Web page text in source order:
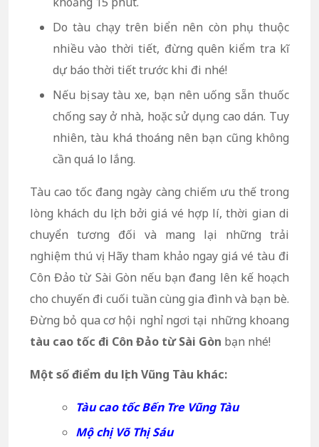
Do tàu chạy trên biển nên còn phụ thuộc
nhiều vào thời tiết, đừng quên kiểm tra kĩ
dự báo thời tiết trước khi đi nhé!
Nếu bị say tàu xe, bạn nên uống sẵn thuốc
chống say ở nhà, hoặc sử dụng cao dán. Tuy
nhiên, tàu khá thoáng nên bạn cũng không
cần quá lo lắng.
Tàu cao tốc đang ngày càng chiếm ưu thế trong
lòng khách du lịch bởi giá vé hợp lí, thời gian di
chuyển tương đối và mang lại những trải
nghiệm thú vị. Hãy tham khảo ngay giá vé tàu đi
Côn Đảo từ Sài Gòn nếu bạn đang lên kế hoạch
cho chuyến đi cuối tuần cùng gia đình và bạn bè.
Đừng bỏ qua cơ hội nghỉ ngơi tại những khoang
tàu cao tốc đi Côn Đảo từ Sài Gòn bạn nhé!
Một số điểm du lịch Vũng Tàu khác:
Tàu cao tốc Bến Tre Vũng Tàu
Mộ chị Võ Thị Sáu